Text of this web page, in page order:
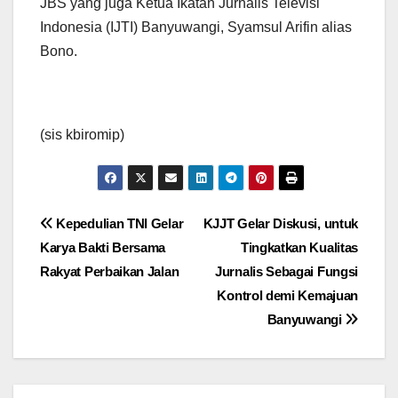
JBS yang juga Ketua Ikatan Jurnalis Televisi
Indonesia (IJTI) Banyuwangi, Syamsul Arifin alias
Bono.
(sis kbiromip)
Navigasi
pos
KJJT Gelar Diskusi, untuk
Tingkatkan Kualitas
Jurnalis Sebagai Fungsi
Kontrol demi Kemajuan
Banyuwangi
Kepedulian TNI Gelar
Karya Bakti Bersama
Rakyat Perbaikan Jalan